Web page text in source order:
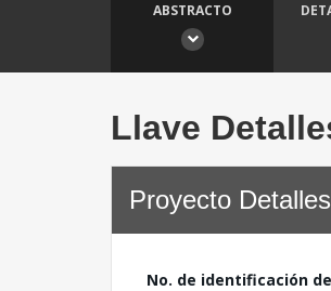
ABSTRACTO
Llave
Proyecto Detalles
No. de identificación